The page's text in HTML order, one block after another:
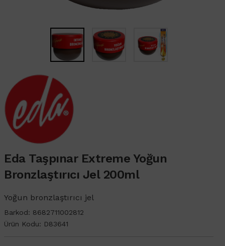
Eda Taşpınar Extreme Yoğun
Bronzlaştırıcı Jel 200ml
Yoğun bronzlaştırıcı jel
Barkod: 8682711002812
Ürün Kodu: D83641